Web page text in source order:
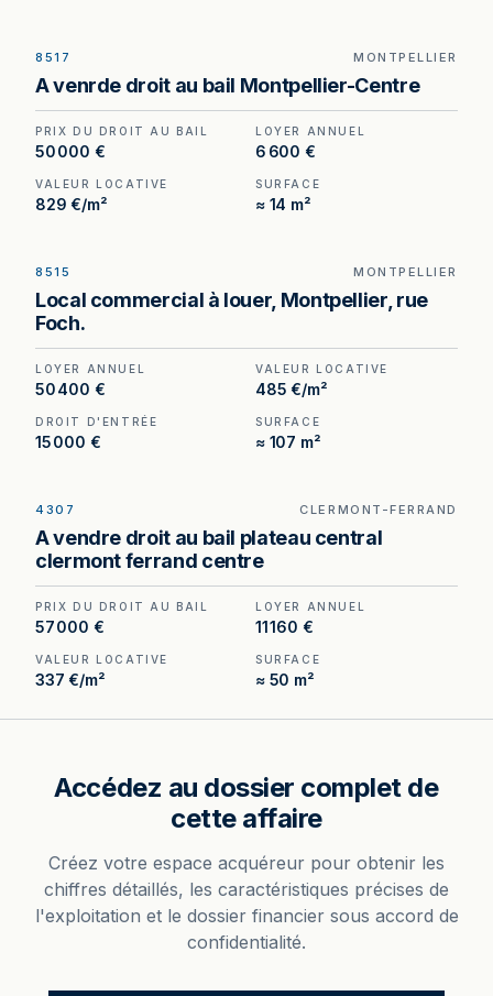
Droit au bail à vendre à Montpellier, au prix de 50
000 €. (Honoraires à la charge du cédant).
8517 MONTPELLIER
A venrde droit au bail Montpellier-Centre
PRIX DU DROIT AU BAIL
50 000 €
LOYER ANNUEL
6 600 €
VALEUR LOCATIVE
829 €/m²
SURFACE
≈ 14 m²
Local commercial à louer rue Foch, Montpellier —
107 m² dans un environnement de boutiques haut
de gamme.
8515 MONTPELLIER
Local commercial à louer, Montpellier, rue
Foch.
LOYER ANNUEL
50 400 €
VALEUR LOCATIVE
485 €/m²
DROIT D'ENTRÉE
15 000 €
SURFACE
≈ 107 m²
Droit au bail à céder sur le Plateau Central de
Clermont-Ferrand — emplacement piéton rare,
local de 50 m² entièrement refait.
4307 CLERMONT-FERRAND
A vendre droit au bail plateau central
clermont ferrand centre
PRIX DU DROIT AU BAIL
57 000 €
LOYER ANNUEL
11 160 €
VALEUR LOCATIVE
337 €/m²
SURFACE
≈ 50 m²
Accédez au dossier complet de
cette affaire
Créez votre espace acquéreur pour obtenir les
chiffres détaillés, les caractéristiques précises de
l'exploitation et le dossier financier sous accord de
confidentialité.